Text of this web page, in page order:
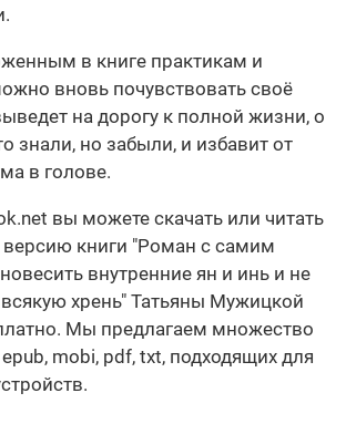
в книге практикам и
вновь почувствовать своё
на дорогу к полной жизни, о
знали, но забыли, и избавит от
в голове.
вы можете скачать или читать
книги "Роман с самим
внутренние ян и инь и не
всякую хрень" Татьяны Мужицкой
Мы предлагаем множество
mobi, pdf, txt, подходящих для